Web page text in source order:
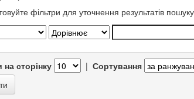
фільтри для уточнення результатів
на сторінку | Сортування